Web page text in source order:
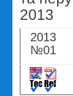
2013
2013
№01